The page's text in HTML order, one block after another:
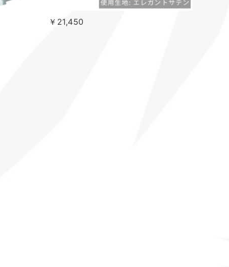
￥21,450